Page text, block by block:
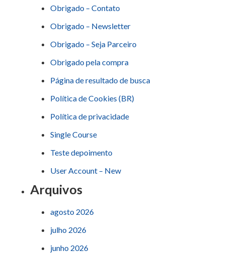
Obrigado – Contato
Obrigado – Newsletter
Obrigado – Seja Parceiro
Obrigado pela compra
Página de resultado de busca
Política de Cookies (BR)
Política de privacidade
Single Course
Teste depoimento
User Account – New
Arquivos
agosto 2026
julho 2026
junho 2026